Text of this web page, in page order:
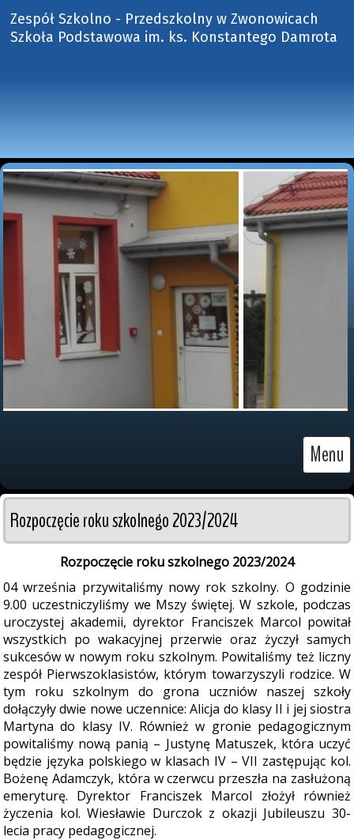
Zespół Szkolno - Przedszkolny w Zwonowicach
Szkoła Podstawowa im. ks. Konstantego Damrota
Menu
Rozpoczęcie roku szkolnego 2023/2024
Rozpoczęcie roku szkolnego 2023/2024
04 września przywitaliśmy nowy rok szkolny. O godzinie
9.00 uczestniczyliśmy we Mszy świętej. W szkole, podczas
uroczystej akademii, dyrektor Franciszek Marcol powitał
wszystkich po wakacyjnej przerwie oraz życzył samych
sukcesów w nowym roku szkolnym. Powitaliśmy też liczny
zespół Pierwszoklasistów, którym towarzyszyli rodzice. W
tym roku szkolnym do grona uczniów naszej szkoły
dołączyły dwie nowe uczennice: Alicja do klasy II i jej siostra
Martyna do klasy IV. Również w gronie pedagogicznym
powitaliśmy nową panią – Justynę Matuszek, która uczyć
będzie języka polskiego w klasach IV – VII zastępując kol.
Bożenę Adamczyk, która w czerwcu przeszła na zasłużoną
emeryturę. Dyrektor Franciszek Marcol złożył również
życzenia kol. Wiesławie Durczok z okazji Jubileuszu 30-
lecia pracy pedagogicznej.